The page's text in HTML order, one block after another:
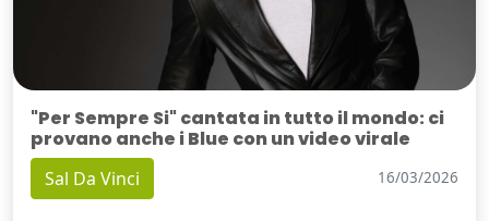
"Per Sempre Si" cantata in tutto il mondo: ci
provano anche i Blue con un video virale
Sal Da Vinci 16/03/2026